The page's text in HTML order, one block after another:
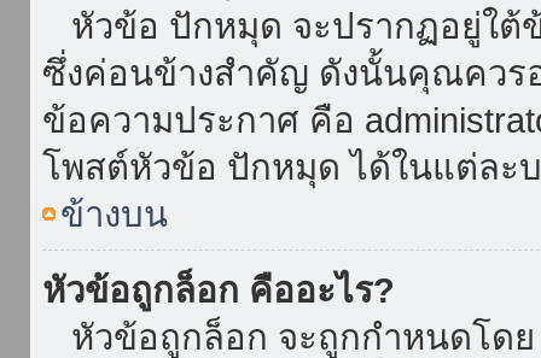
หัวข้อ ปักหมุด จะปรากฏอยู่ใต้
ซึ่งค่อนข้างสำคัญ ดังนั้นคุณควร
ข้อความประกาศ คือ
โพสต์หัวข้อ ปักหมุด ได้ในแต่ละ
ข้างบน
หัวข้อถูกล็อก คืออะไร?
หัวข้อถูกล็อก จะถูกกำหนดโดย